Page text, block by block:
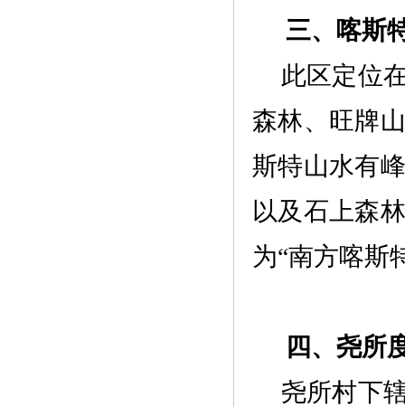
三、 喀斯
此区定位
森林、旺牌
斯特山水有
以及石上森
为“南方喀斯
四、尧所
尧所村下